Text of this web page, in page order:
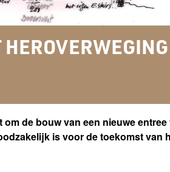
de bouw van een nieuwe
is voor de toekomst van